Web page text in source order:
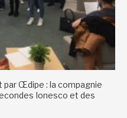
par Œdipe : la compagnie
Ionesco et des